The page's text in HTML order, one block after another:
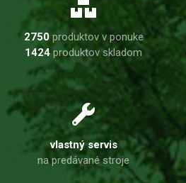
2750produktov v ponuke
1424produktov skladom
vlastný servis
na predávané stroje